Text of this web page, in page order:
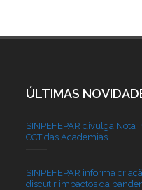
ÚLTIMAS
SINPEFEPAR divulga
CCT das Academias
SINPEFEPAR informa
discutir impactos da